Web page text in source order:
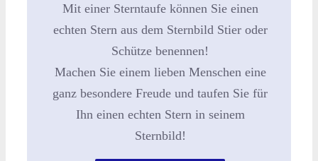
Mit einer Sterntaufe können Sie einen
echten Stern aus dem Sternbild Stier oder
Schütze benennen!
Machen Sie einem lieben Menschen eine
ganz besondere Freude und taufen Sie für
Ihn einen echten Stern in seinem
Sternbild!